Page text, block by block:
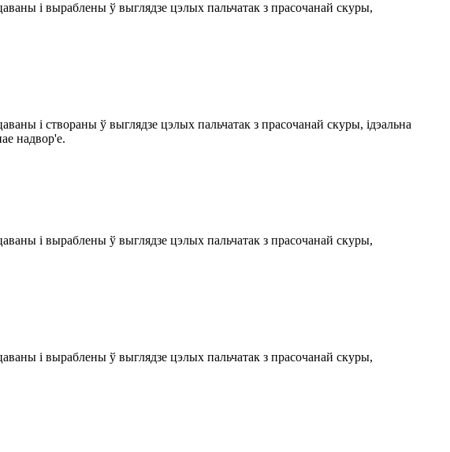
і выраблены ў выглядзе цэлых пальчатак з прасочанай скуры,
і створаны ў выглядзе цэлых пальчатак з прасочанай скуры, ідэальна
надвор'е.
і выраблены ў выглядзе цэлых пальчатак з прасочанай скуры,
і выраблены ў выглядзе цэлых пальчатак з прасочанай скуры,